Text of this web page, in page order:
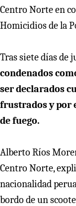
Centro Norte en
Homicidios de la
Tras siete días de
condenados
ser declarados
frustrados y por
de fuego.
Alberto Ríos
Centro Norte,
nacionalidad
bordo de un